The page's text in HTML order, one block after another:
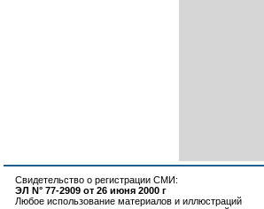
Свидетельство о регистрации СМИ:
ЭЛ N° 77-2909 от 26 июня 2000 г
Любое использование материалов и иллюстраций